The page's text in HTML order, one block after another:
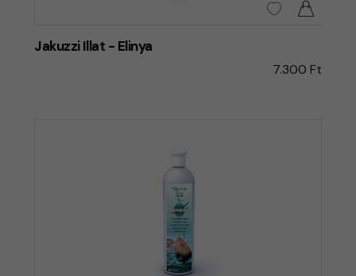
Jakuzzi Illat - Elinya
7.300 Ft